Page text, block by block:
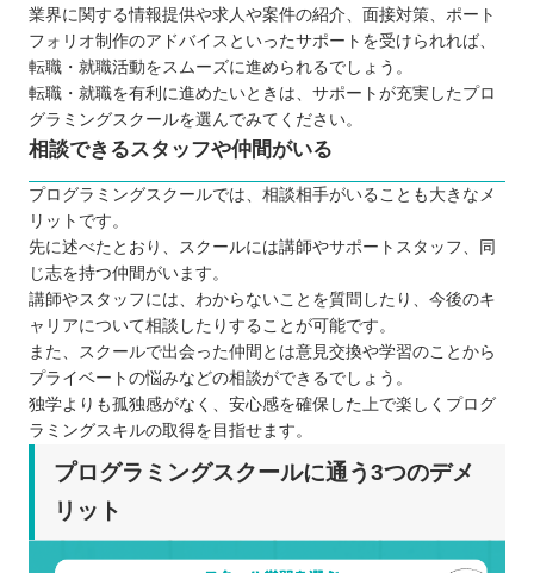
業界に関する情報提供や求人や案件の紹介、面接対策、ポート
フォリオ制作のアドバイスといったサポートを受けられれば、
転職・就職活動をスムーズに進められるでしょう。
転職・就職を有利に進めたいときは、サポートが充実したプロ
グラミングスクールを選んでみてください。
相談できるスタッフや仲間がいる
プログラミングスクールでは、相談相手がいることも大きなメ
リットです。
先に述べたとおり、スクールには講師やサポートスタッフ、同
じ志を持つ仲間がいます。
講師やスタッフには、わからないことを質問したり、今後のキ
ャリアについて相談したりすることが可能です。
また、スクールで出会った仲間とは意見交換や学習のことから
プライベートの悩みなどの相談ができるでしょう。
独学よりも孤独感がなく、安心感を確保した上で楽しくプログ
ラミングスキルの取得を目指せます。
プログラミングスクールに通う3つのデメ
リット